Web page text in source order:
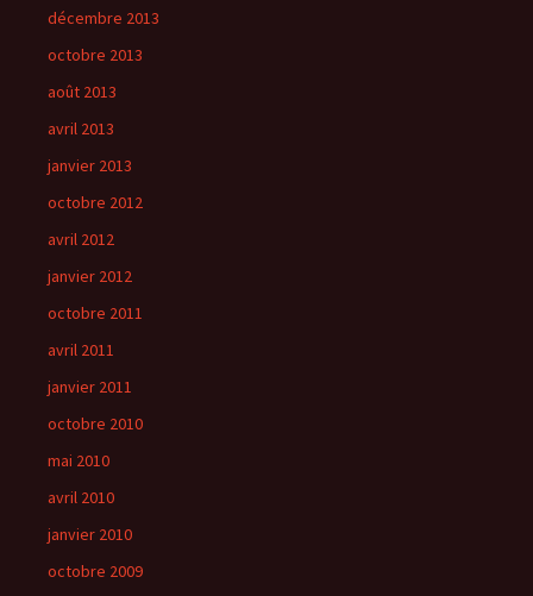
décembre 2013
octobre 2013
août 2013
avril 2013
janvier 2013
octobre 2012
avril 2012
janvier 2012
octobre 2011
avril 2011
janvier 2011
octobre 2010
mai 2010
avril 2010
janvier 2010
octobre 2009